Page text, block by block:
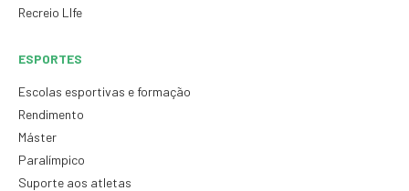
Recreio LIfe
ESPORTES
Escolas esportivas e formação
Rendimento
Máster
Paralímpico
Suporte aos atletas